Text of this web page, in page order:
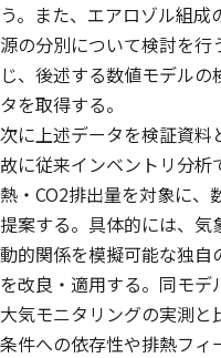
う。また、エアロゾル組
源の分別について検討を
じ、後述する数値モデル
タを取得する。
次に上述データを検証資
故に従来インベントリ分
熱・CO2排出量を対象に、
提案する。具体的には、
動的関係を模擬可能な独
を改良・適用する。同モデ
大気モニタリングの実測
条件への依存性や排熱フ